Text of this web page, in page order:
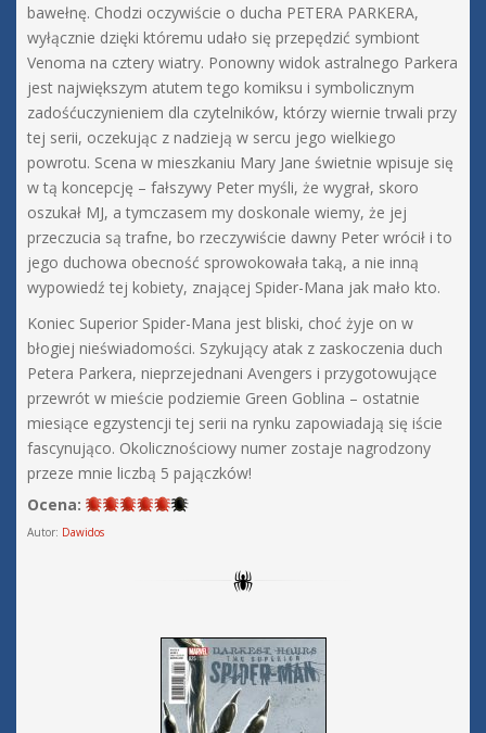
bawełnę. Chodzi oczywiście o ducha PETERA PARKERA,
wyłącznie dzięki któremu udało się przepędzić symbiont
Venoma na cztery wiatry. Ponowny widok astralnego Parkera
jest największym atutem tego komiksu i symbolicznym
zadośćuczynieniem dla czytelników, którzy wiernie trwali przy
tej serii, oczekując z nadzieją w sercu jego wielkiego
powrotu. Scena w mieszkaniu Mary Jane świetnie wpisuje się
w tą koncepcję – fałszywy Peter myśli, że wygrał, skoro
oszukał MJ, a tymczasem my doskonale wiemy, że jej
przeczucia są trafne, bo rzeczywiście dawny Peter wrócił i to
jego duchowa obecność sprowokowała taką, a nie inną
wypowiedź tej kobiety, znającej Spider-Mana jak mało kto.
Koniec Superior Spider-Mana jest bliski, choć żyje on w
błogiej nieświadomości. Szykujący atak z zaskoczenia duch
Petera Parkera, nieprzejednani Avengers i przygotowujące
przewrót w mieście podziemie Green Goblina – ostatnie
miesiące egzystencji tej serii na rynku zapowiadają się iście
fascynująco. Okolicznościowy numer zostaje nagrodzony
przeze mnie liczbą 5 pajączków!
Ocena:
Autor: Dawidos